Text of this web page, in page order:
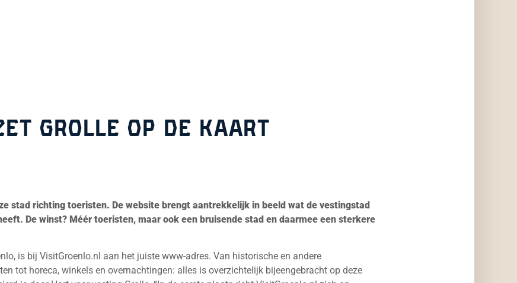
GROLLE OP DE KAART
stad richting toeristen. De website brengt aantrekkelijk in beeld wat de vestingstad
De winst? Méér toeristen, maar ook een bruisende stad en daarmee een sterkere
is bij VisitGroenlo.nl aan het juiste www-adres. Van historische en andere
tot horeca, winkels en overnachtingen: alles is overzichtelijk bijeengebracht op deze